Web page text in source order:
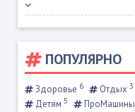
ПОПУЛЯРНО
Здоровье 6 Отдых 3
Детям 5 ПроМашины